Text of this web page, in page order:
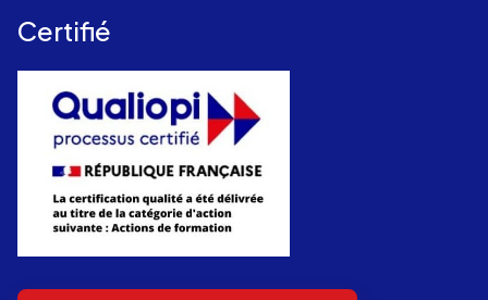
Certifié